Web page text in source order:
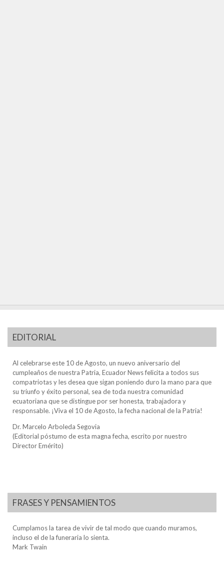
EDITORIAL
Al celebrarse este 10 de Agosto, un nuevo aniversario del
cumpleaños de nuestra Patria, Ecuador News felicita a todos sus
compatriotas y les desea que sigan poniendo duro la mano para que
su triunfo y éxito personal, sea de toda nuestra comunidad
ecuatoriana que se distingue por ser honesta, trabajadora y
responsable. ¡Viva el 10 de Agosto, la fecha nacional de la Patria!
Dr. Marcelo Arboleda Segovia
(Editorial póstumo de esta magna fecha, escrito por nuestro
Director Emérito)
FRASES Y PENSAMIENTOS
Cumplamos la tarea de vivir de tal modo que cuando muramos,
incluso el de la funeraria lo sienta.
Mark Twain